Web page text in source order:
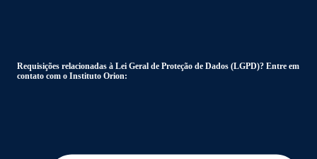
Requisições relacionadas à Lei Geral de Proteção de Dados (LGPD)? Entre em
contato com o Instituto Orion: